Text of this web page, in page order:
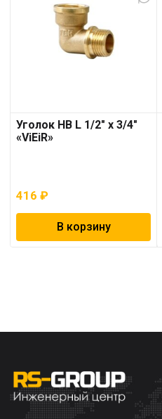
Уголок НВ L 1/2″ х 3/4″
«ViEiR»
416 ₽
В корзину